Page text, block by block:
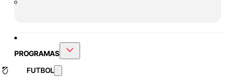
PROGRAMAS
FUTBOL